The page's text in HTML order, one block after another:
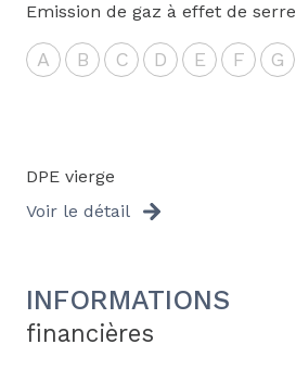
Emission de gaz à effet de serre
A B C D E F G
DPE vierge
Voir le détail
INFORMATIONS
financières